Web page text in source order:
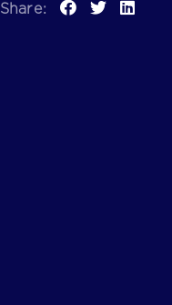
Share: